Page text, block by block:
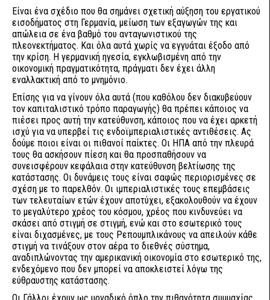
Είναι ένα σχέδιο που θα σημάνει σχετική αύξηση του εργατικού
εισοδήματος στη Γερμανία, μείωση των εξαγωγών της και
απώλεια σε ένα βαθμό του ανταγωνιστικού της
πλεονεκτήματος. Και όλα αυτά χωρίς να εγγυάται έξοδο από
την κρίση. Η γερμανική ηγεσία, εγκλωβισμένη από την
οικονομική πραγματικότητα, πράγματι δεν έχει άλλη
εναλλακτική από το μνημόνιο.
Επίσης για να γίνουν όλα αυτά (που καθόλου δεν διακυβεύουν
τον καπιταλιστικό τρόπο παραγωγής) θα πρέπει κάποιος να
πιέσει προς αυτή την κατεύθυνση, κάποιος που να έχει αρκετή
ισχύ για να υπερβεί τις ενδοϊμπεριαλιστικές αντιθέσεις. Ας
δούμε ποιοι είναι οι πιθανοί παίκτες. Οι ΗΠΑ από την πλευρά
τους θα ασκήσουν πίεση και θα προσπαθήσουν να
συνεισφέρουν κεφάλαια στην κατεύθυνση βελτίωσης της
κατάστασης. Οι δυνάμεις τους είναι σαφώς περιορισμένες σε
σχέση με το παρελθόν. Οι ιμπεριαλιστικές τους επεμβάσεις
των τελευταίων ετών έχουν αποτύχει, εξακολουθούν να έχουν
το μεγαλύτερο χρέος του κόσμου, χρέος που κινδυνεύει να
σκάσει από στιγμή σε στιγμή, ενώ και στο εσωτερικό τους
είναι διχασμένες, με τους Ρεπουμπλικάνους να απειλούν κάθε
στιγμή να τινάξουν στον αέρα το διεθνές σύστημα,
αναδιπλώνοντας την αμερικανική οικονομία στο εσωτερικό της,
ενδεχόμενο που δεν μπορεί να αποκλειστεί λόγω της
εύθραυστης κατάστασης.